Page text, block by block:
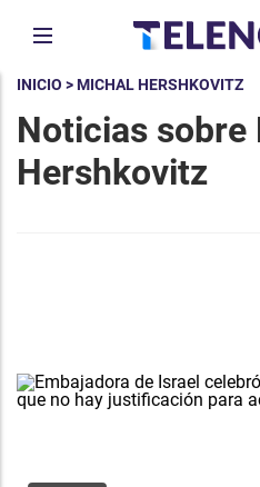
INICIO > MICHAL HERSHKOVITZ
Noticias sobre
Hershkovitz